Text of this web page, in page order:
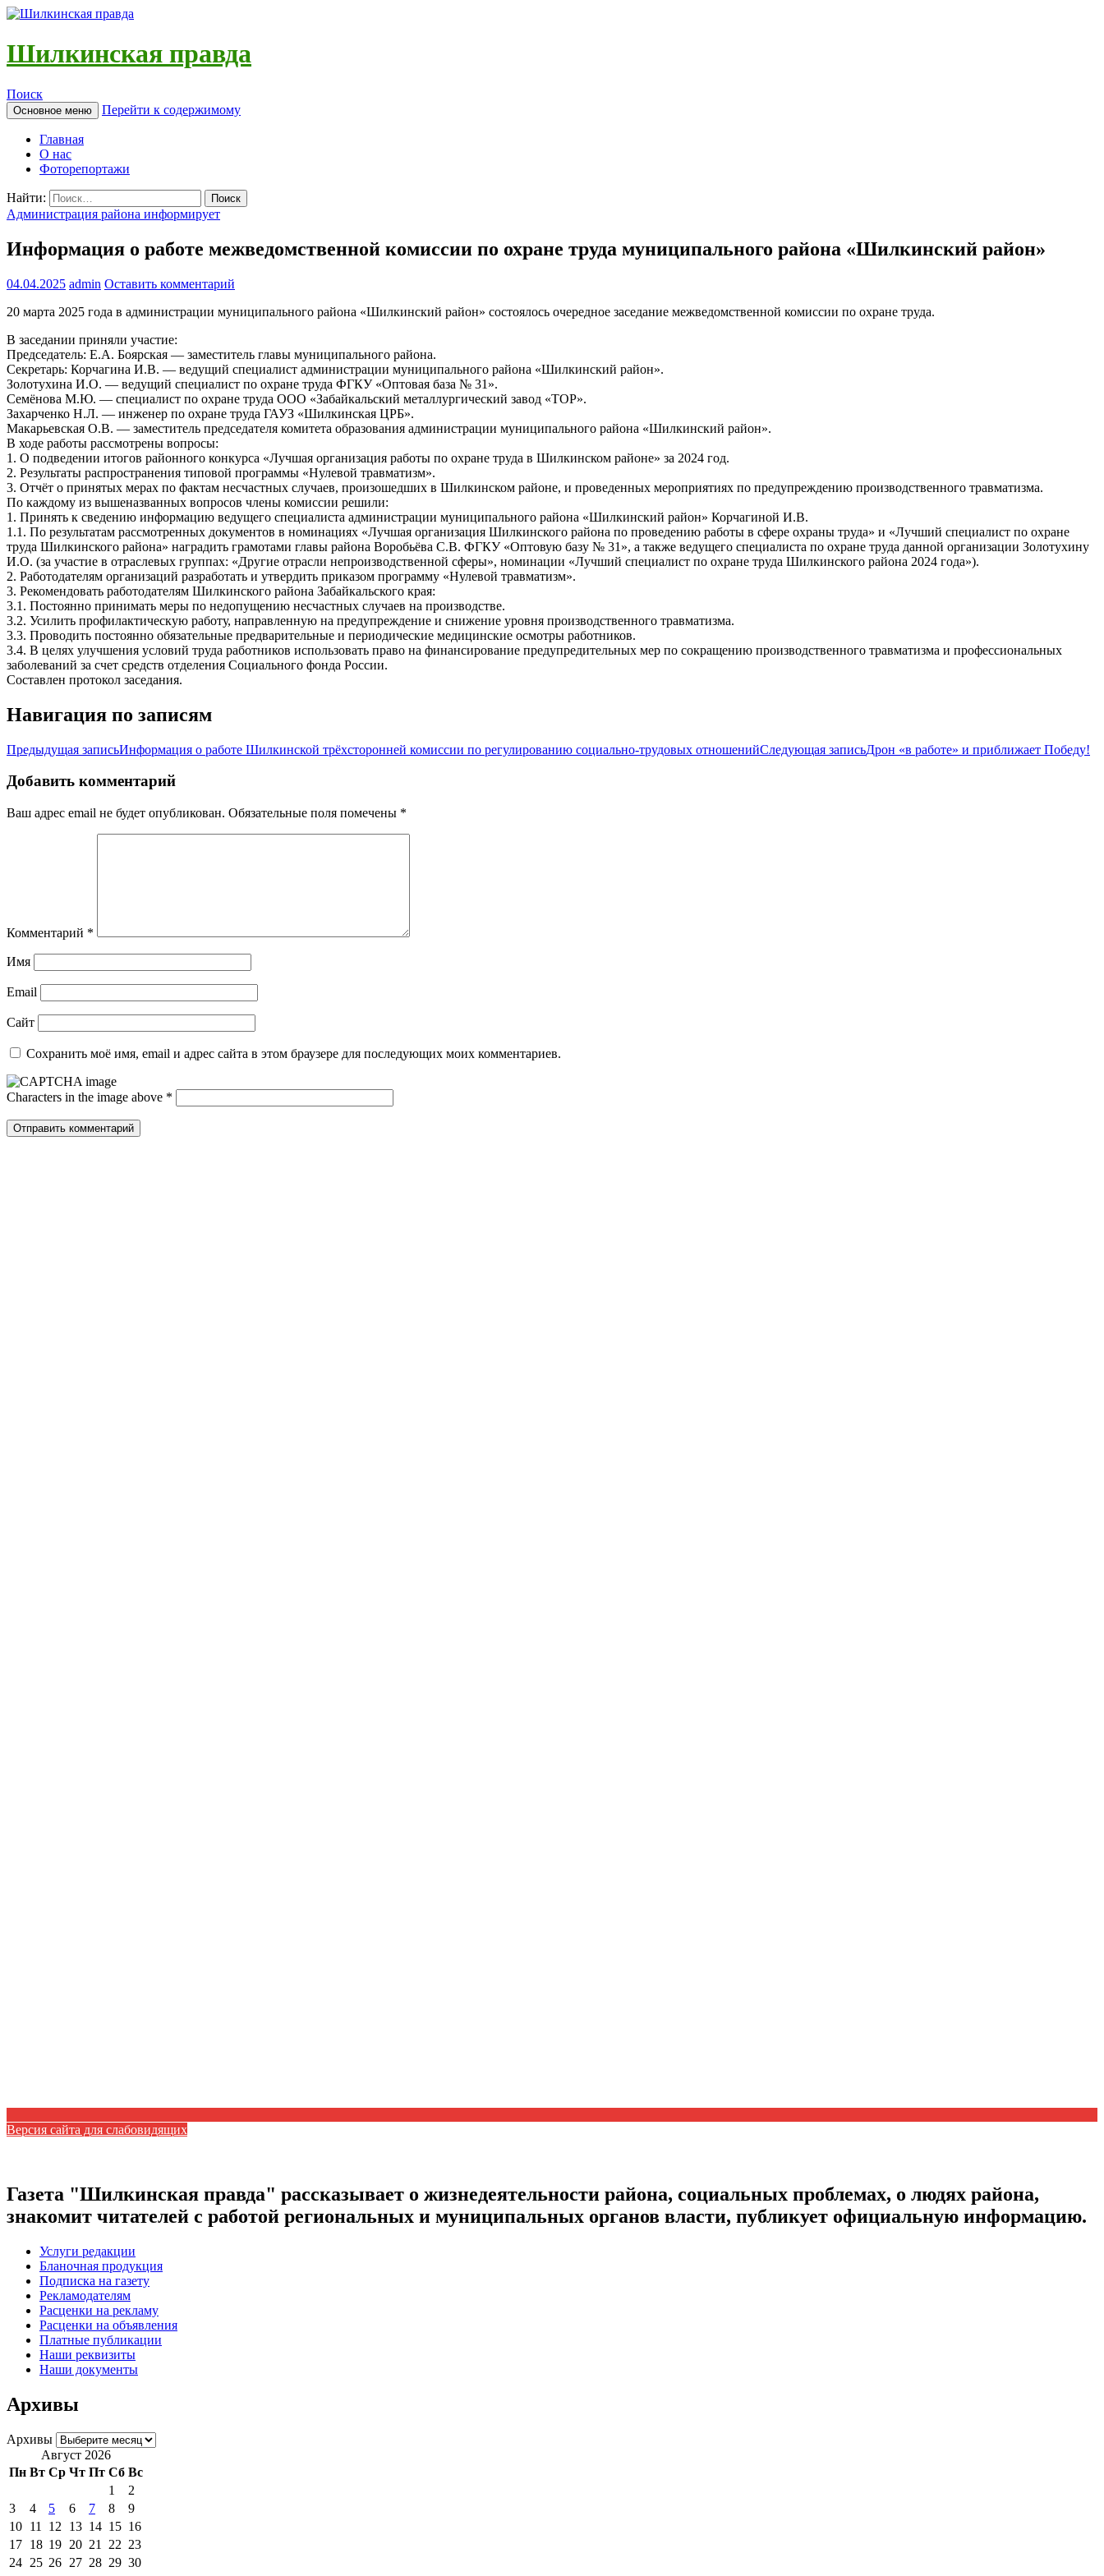
Шилкинская правда
Поиск
Основное меню Перейти к содержимому
Главная
О нас
Фоторепортажи
Найти:
Администрация района информирует
Информация о работе межведомственной комиссии по охране труда муниципального района «Шилкинский район»
04.04.2025 admin Оставить комментарий
20 марта 2025 года в администрации муниципального района «Шилкинский район» состоялось очередное заседание межведомственной комиссии по охране труда.
В заседании приняли участие:
Председатель: Е.А. Боярская — заместитель главы муниципального района.
Секретарь: Корчагина И.В. — ведущий специалист администрации муниципального района «Шилкинский район».
Золотухина И.О. — ведущий специалист по охране труда ФГКУ «Оптовая база № 31».
Семёнова М.Ю. — специалист по охране труда ООО «Забайкальский металлургический завод «ТОР».
Захарченко Н.Л. — инженер по охране труда ГАУЗ «Шилкинская ЦРБ».
Макарьевская О.В. — заместитель председателя комитета образования администрации муниципального района «Шилкинский район».
В ходе работы рассмотрены вопросы:
1. О подведении итогов районного конкурса «Лучшая организация работы по охране труда в Шилкинском районе» за 2024 год.
2. Результаты распространения типовой программы «Нулевой травматизм».
3. Отчёт о принятых мерах по фактам несчастных случаев, произошедших в Шилкинском районе, и проведенных мероприятиях по предупреждению производственного травматизма.
По каждому из вышеназванных вопросов члены комиссии решили:
1. Принять к сведению информацию ведущего специалиста администрации муниципального района «Шилкинский район» Корчагиной И.В.
1.1. По результатам рассмотренных документов в номинациях «Лучшая организация Шилкинского района по проведению работы в сфере охраны труда» и «Лучший специалист по охране
труда Шилкинского района» наградить грамотами главы района Воробьёва С.В. ФГКУ «Оптовую базу № 31», а также ведущего специалиста по охране труда данной организации Золотухину
И.О. (за участие в отраслевых группах: «Другие отрасли непроизводственной сферы», номинации «Лучший специалист по охране труда Шилкинского района 2024 года»).
2. Работодателям организаций разработать и утвердить приказом программу «Нулевой травматизм».
3. Рекомендовать работодателям Шилкинского района Забайкальского края:
3.1. Постоянно принимать меры по недопущению несчастных случаев на производстве.
3.2. Усилить профилактическую работу, направленную на предупреждение и снижение уровня производственного травматизма.
3.3. Проводить постоянно обязательные предварительные и периодические медицинские осмотры работников.
3.4. В целях улучшения условий труда работников использовать право на финансирование предупредительных мер по сокращению производственного травматизма и профессиональных
заболеваний за счет средств отделения Социального фонда России.
Составлен протокол заседания.
Навигация по записям
Предыдущая записьИнформация о работе Шилкинской трёхсторонней комиссии по регулированию социально-трудовых отношенийСледующая записьДрон «в работе» и приближает Победу!
Добавить комментарий
Ваш адрес email не будет опубликован. Обязательные поля помечены *
Комментарий *
Имя
Email
Сайт
Сохранить моё имя, email и адрес сайта в этом браузере для последующих моих комментариев.
Characters in the image above *
Версия сайта для слабовидящих
Газета "Шилкинская правда" рассказывает о жизнедеятельности района, социальных проблемах, о людях района,
знакомит читателей с работой региональных и муниципальных органов власти, публикует официальную информацию.
Услуги редакции
Бланочная продукция
Подписка на газету
Рекламодателям
Расценки на рекламу
Расценки на объявления
Платные публикации
Наши реквизиты
Наши документы
Архивы
Архивы
Август 2026
Пн Вт Ср Чт Пт Сб Вс
1
2
3
4 5 6 7 8
9
10 11 12 13 14 15 16
17 18 19 20 21 22 23
24 25 26 27 28 29 30